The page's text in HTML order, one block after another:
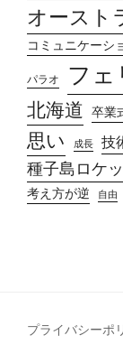
オースト
コミュニケーシ
パラオ フェ
北海道 卒業
思い 成長 技
種子島ロケ
考え方が逆
自由
プライバシーポ